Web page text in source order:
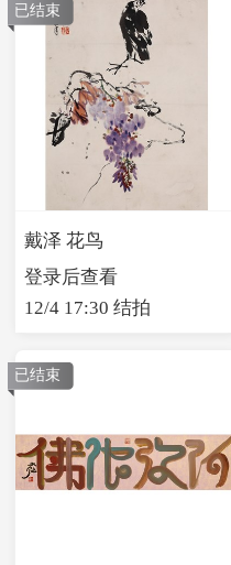
已结束
戴泽 花鸟
登录后查看
12/4 17:30 结拍
已结束